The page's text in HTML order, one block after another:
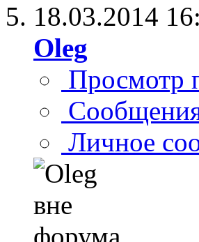
18.03.2014
Oleg
Просмотр
Личное